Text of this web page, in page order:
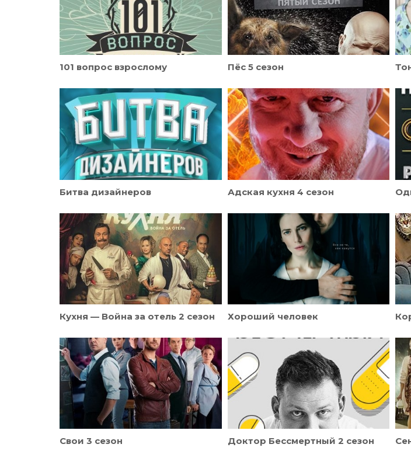
101 вопрос взрослому Пёс 5 сезон
Битва дизайнеров Адская кухня 4 сезон
Кухня — Война за отель 2 сезон Хороший человек
Свои 3 сезон Доктор Бессмертный 2 сезон